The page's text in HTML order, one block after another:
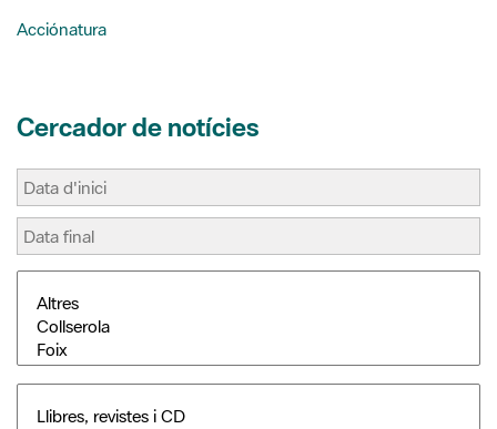
Acciónatura
Cercador de notícies